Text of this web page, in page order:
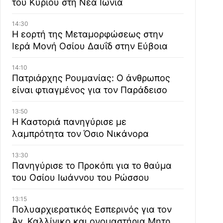
του Κυρίου στη Νέα Ιωνία
14:30
Η εορτή της Μεταμορφώσεως στην
Ιερά Μονή Οσίου Δαυΐδ στην Εύβοια
14:10
Πατριάρχης Ρουμανίας: Ο άνθρωπος
είναι φτιαγμένος για τον Παράδεισο
13:50
Η Καστοριά πανηγύρισε με
λαμπρότητα τον Όσιο Νικάνορα
13:30
Πανηγύρισε το Προκόπι για το θαύμα
του Οσίου Ιωάννου του Ρώσσου
13:15
Πολυαρχιερατικός Εσπερινός για τον